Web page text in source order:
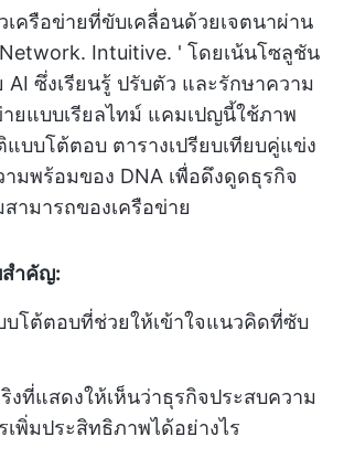
เครือข่ายที่ขับเคลื่อนด้วยเจตนาผ่าน
Intuitive. ' โดยเน้นโซลูชัน
ซึ่งเรียนรู้ ปรับตัว และรักษาความ
ยแบบเรียลไทม์ แคมเปญนี้ใช้ภาพ
บโต้ตอบ ตารางเปรียบเทียบคู่แข่ง
มพร้อมของ DNA เพื่อดึงดูดธุรกิจ
ามารถของเครือข่าย
สำคัญ:
บโต้ตอบที่ช่วยให้เข้าใจแนวคิดที่ซับ
งที่แสดงให้เห็นว่าธุรกิจประสบความ
เพิ่มประสิทธิภาพได้อย่างไร